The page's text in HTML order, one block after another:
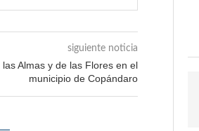
siguiente noticia
Almas y de las Flores en el
municipio de Copándaro